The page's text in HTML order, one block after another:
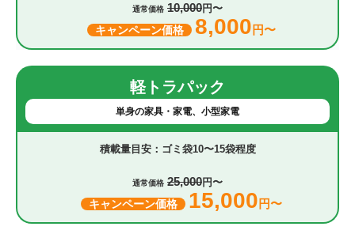
通常価格 10,000円〜
キャンペーン価格 8,000 円〜
軽トラパック
単身の家具・家電、小型家電
ゴミ袋10〜15袋程度
通常価格 25,000円〜
キャンペーン価格 15,000 円〜